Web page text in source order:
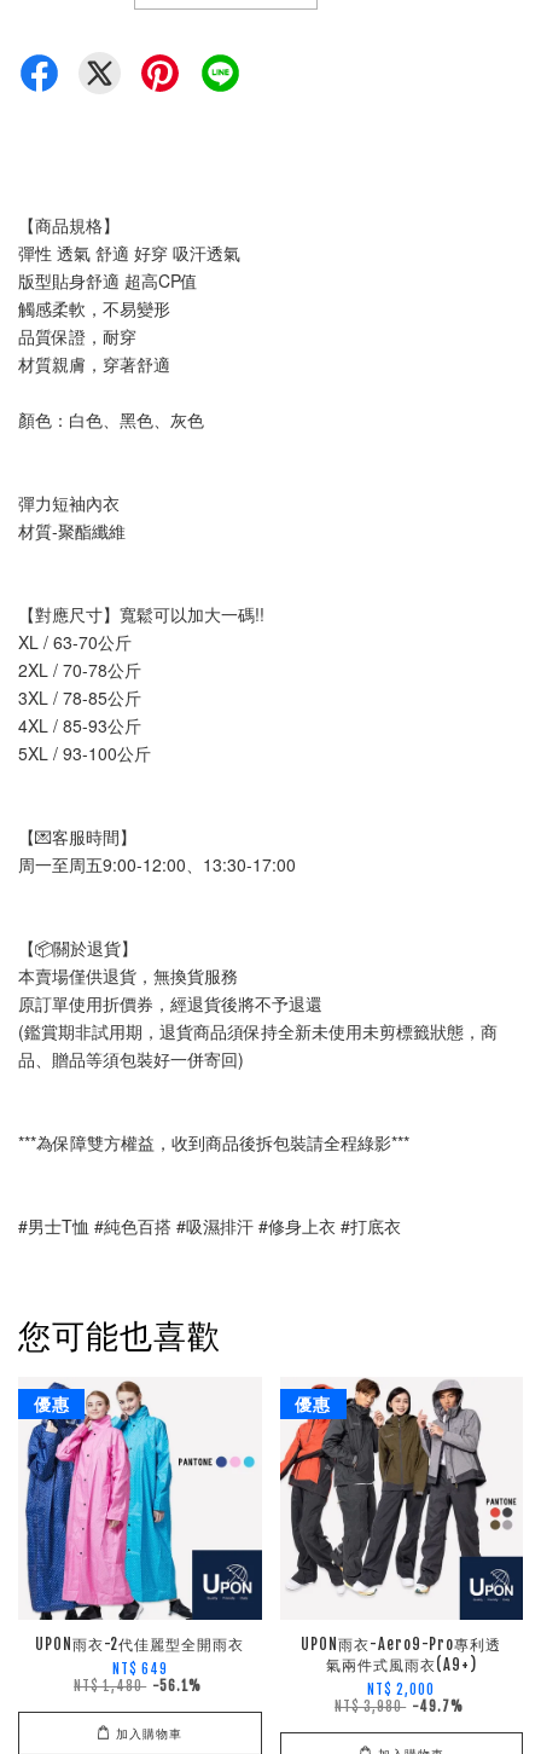
【商品規格】
彈性 透氣 舒適 好穿 吸汗透氣
版型貼身舒適 超高CP值
觸感柔軟，不易變形
品質保證，耐穿
材質親膚，穿著舒適
顏色：白色、黑色、灰色
彈力短袖內衣
材質-聚酯纖維
【對應尺寸】寬鬆可以加大一碼!!
XL / 63-70公斤
2XL / 70-78公斤
3XL / 78-85公斤
4XL / 85-93公斤
5XL / 93-100公斤
【💌客服時間】
周一至周五9:00-12:00、13:30-17:00
【📦關於退貨】
本賣場僅供退貨，無換貨服務
原訂單使用折價券，經退貨後將不予退還
(鑑賞期非試用期，退貨商品須保持全新未使用未剪標籤狀態，商
品、贈品等須包裝好一併寄回)
***為保障雙方權益，收到商品後拆包裝請全程綠影***
#男士T恤 #純色百搭 #吸濕排汗 #修身上衣 #打底衣
您可能也喜歡
優惠
UPON雨衣-2代佳麗型全開雨衣
NT$ 649
NT$ 1,480 -56.1%
加入購物車
優惠
UPON雨衣-Aero9-Pro專利透
氣兩件式風雨衣(A9+)
NT$ 2,000
NT$ 3,980 -49.7%